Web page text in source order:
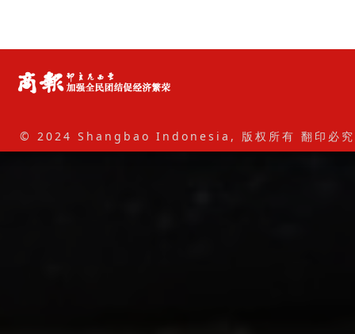
© 2024 Shangbao Indonesia, 版权所有 翻印必